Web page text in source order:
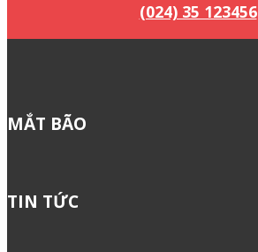
(024) 35 123456
MẮT BÃO
TIN TỨC